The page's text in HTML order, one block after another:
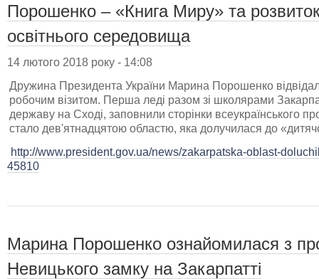
Порошенко – «Книга Миру» та
освітнього середовища
14 лютого 2018 року - 14:08
Дружина Президента України Марина Порошенко
робочим візитом. Перша леді разом зі школярами
державу на Сході, заповнили сторінки всеукраїнського
стало дев'ятнадцятою областю, яка долучилася до
http://www.president.gov.ua/news/zakarpatska-oblast-
45810
Марина Порошенко ознайомилася з
Невицького замку на Закарпатті